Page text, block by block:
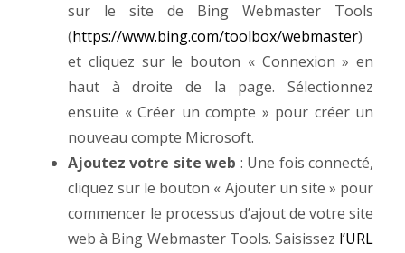
sur le site de Bing Webmaster Tools
(https://www.bing.com/toolbox/webmaster)
et cliquez sur le bouton « Connexion » en
haut à droite de la page. Sélectionnez
ensuite « Créer un compte » pour créer un
nouveau compte Microsoft.
Ajoutez votre site web : Une fois connecté,
cliquez sur le bouton « Ajouter un site » pour
commencer le processus d’ajout de votre site
web à Bing Webmaster Tools. Saisissez l’URL